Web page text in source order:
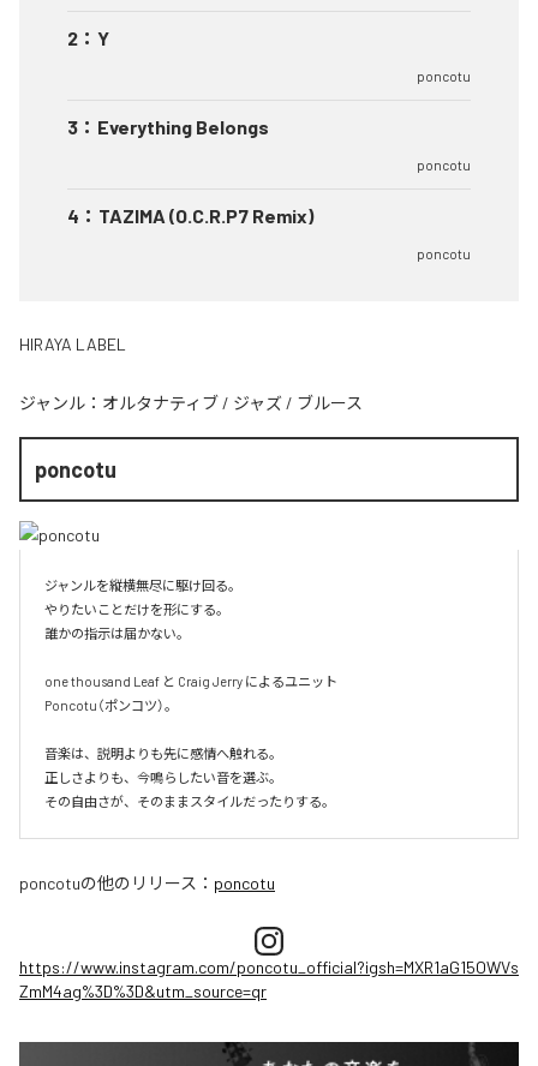
2 ： Y
poncotu
3 ： Everything Belongs
poncotu
4 ： TAZIMA (O.C.R.P7 Remix)
poncotu
HIRAYA LABEL
ジャンル： オルタナティブ / ジャズ / ブルース
poncotu
ジャンルを縦横無尽に駆け回る。
やりたいことだけを形にする。
誰かの指示は届かない。
one thousand Leaf と Craig Jerry によるユニット
Poncotu（ポンコツ）。
音楽は、説明よりも先に感情へ触れる。
正しさよりも、今鳴らしたい音を選ぶ。
その自由さが、そのままスタイルだったりする。
poncotuの他のリリース： poncotu
https://www.instagram.com/poncotu_official?igsh=MXR1aG15OWVs
ZmM4ag%3D%3D&utm_source=qr